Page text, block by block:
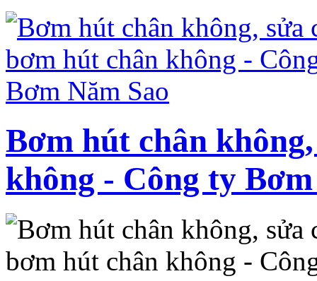
Bơm hút chân
không - Công ty